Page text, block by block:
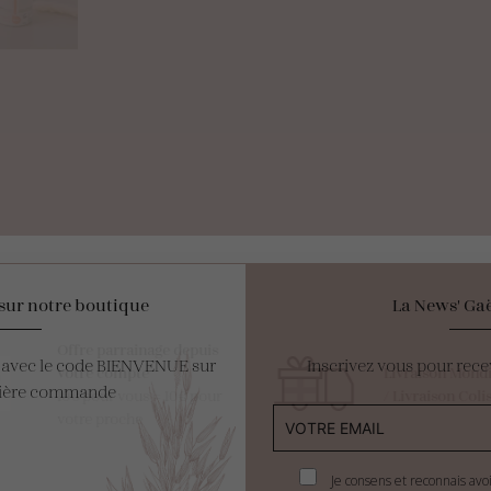
votre compte
10€ pour vous = 10€ pour
Livraison
notre boutique
le code BIENVENUE sur
commande
La News'
Inscrivez vous pour
Je consens et reconnais